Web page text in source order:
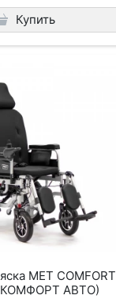
Купить
MET COMFORT
КОМФОРТ АВТО)